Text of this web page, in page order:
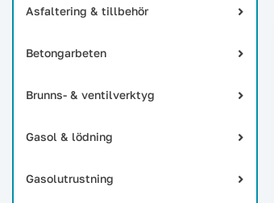
Asfaltering & tillbehör
Betongarbeten
Brunns- & ventilverktyg
Gasol & lödning
Gasolutrustning